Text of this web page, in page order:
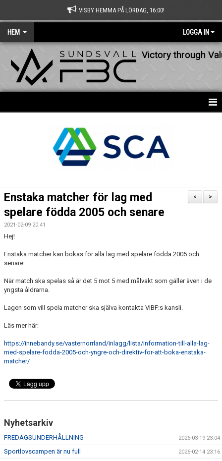
VISBY HEMMA PÅ LÖRDAG, 16:00!
HEM LOGGA IN
Victory through
KALENDER
DOKUMENT
MATCHER
LÄNKAR
SARGVAKTSCHEMA
MEDLEMSKAP
>
<
Enstaka matcher för lag med
spelare födda 2005 och senare
2021-02-09 20:41
Hej!
Enstaka matcher kan bokas för alla lag med spelare födda 2005 och
senare.
När match ska spelas så är det 5 mot 5 med målvakt som gäller även i de
yngsta åldrarna.
Lagen som vill spela matcher ska själva kontakta VIBF:s kansli.
Läs mer här:
https://innebandy.se/vasternorrland/inlagg/lista/information-till-alla-lag-
med-spelare-fodda-2005-och-yngre-och-direktiv-for-att-boka-enstaka-
matcher/
Nyhetsarkiv
FREDAGSUNDERHÅLLNING 2026-03-19 23:04
Sportlovscampen är nu full 2026-02-14 23:16